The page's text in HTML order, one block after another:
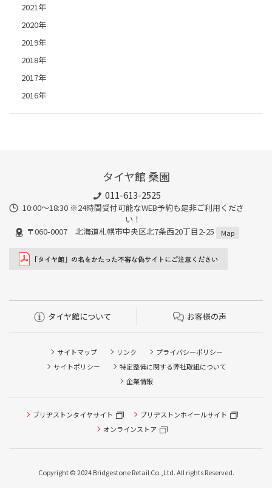
2021年
2020年
2019年
2018年
2017年
2016年
タイヤ館 桑園
011-613-2525
10:00～18:30 ※24時間受付可能なWEB予約も是非ご利用くださ
い！
〒060-0007 北海道札幌市中央区北7条西20丁目2-25
Map
タイヤ館について お客様の声
サイトマップ リンク
プライバシーポリシー
サイトポリシー
特定整備に関する弊社取組について
企業情報
ブリヂストンタイヤサイト
ブリヂストンホイールサイト
オンラインストア
Copyright © 2024 Bridgestone Retail Co.,Ltd. All rights Reserved.
タイヤ点検・安全点検/タイヤ履き替え/オイル交換/その他
ピット作業の予約
本日のタイヤ履き替え順番待ち予約 ※クローク契約会員の